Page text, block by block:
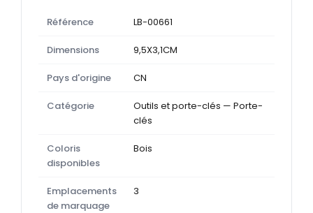
Référence LB-00661
Dimensions 9,5X3,1CM
Pays d'origine CN
Catégorie
Outils et porte-clés — Porte-
clés
Coloris
disponibles
Bois
Emplacements
de marquage
3